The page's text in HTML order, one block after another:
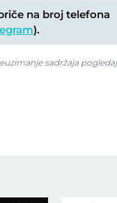
na broj telefona
).
sadržaja